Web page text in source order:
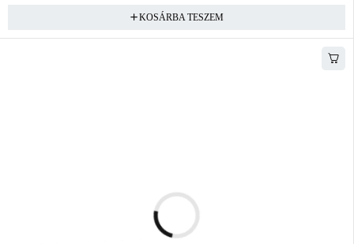
KOSÁRBA TESZEM